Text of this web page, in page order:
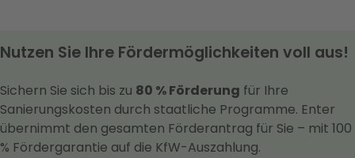
Nutzen Sie Ihre Fördermöglichkeiten voll aus!
Sichern Sie sich bis zu 80 % Förderung für Ihre
Sanierungskosten durch staatliche Programme. Enter
übernimmt den gesamten Förderantrag für Sie – mit 100
% Fördergarantie auf die KfW-Auszahlung.